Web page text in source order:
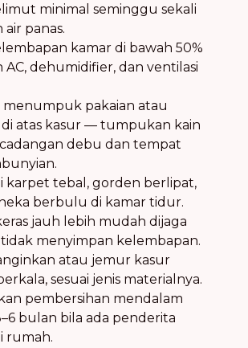
minimal seminggu sekali
panas.
kamar di bawah 50%
AC, dehumidifier, dan ventilasi
menumpuk pakaian atau
di atas kasur — tumpukan kain
debu dan tempat
karpet tebal, gorden berlipat,
berbulu di kamar tidur.
jauh lebih mudah dijaga
menyimpan kelembapan.
atau jemur kasur
sesuai jenis materialnya.
pembersihan mendalam
bulan bila ada penderita
rumah.